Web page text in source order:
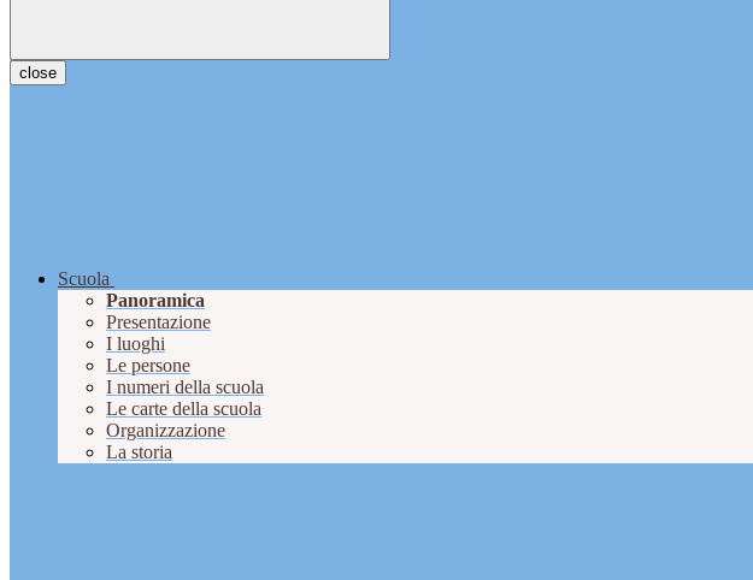
close
Scuola
Panoramica
Presentazione
I luoghi
Le persone
I numeri della scuola
Le carte della scuola
Organizzazione
La storia